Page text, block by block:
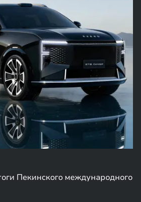
Пекинского международного